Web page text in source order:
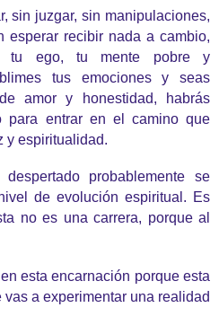
sin juzgar, sin manipulaciones,
recibir nada a cambio,
tu ego, tu mente pobre y
tus emociones y seas
amor y honestidad, habrás
para entrar en el camino que
y espiritualidad.
probablemente se
de evolución espiritual. Es
no es una carrera, porque al
esta encarnación porque esta
a experimentar una realidad